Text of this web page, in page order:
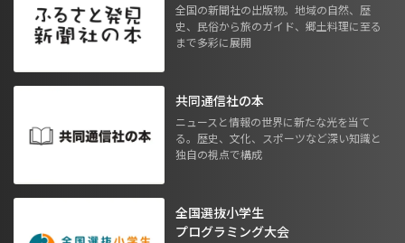
全国の新聞社の出版物。地域の自然、歴
史、民俗から旅のガイド、郷土料理に至る
まで多彩に展開
共同通信社の本
ニュースと情報の世界に新たな光を当て
る。歴史、文化、スポーツなど深い知識と
独自の視点で構成
全国選抜小学生
プログラミング大会